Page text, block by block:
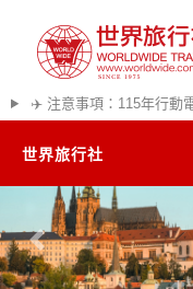
✈️ 注意事項：115年行動
世界旅行社
精彩越南
熱門韓國
往前